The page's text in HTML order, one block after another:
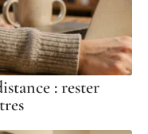
: rester